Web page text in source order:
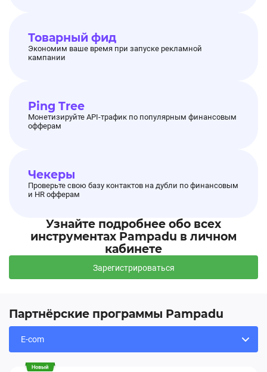
Подробнее в разделе Промокоды
На оффере Shopping Live добавлены
актуальные акции-скидки от 30 до 80%!
Всемирный день шопинга.2000 выгодных
Сроки действия акций с 1.11.25 - 11.11.25
Товарный фид
Экономим ваше время при запуске рекламной
кампании
Ping Tree
Монетизируйте API-трафик по популярным финансовым
офферам
Чекеры
Проверьте свою базу контактов на дубли по финансовым
и HR офферам
Узнайте подробнее обо всех
инструментах Pampadu в личном
кабинете
Зарегистрироваться
Партнёрские программы Pampadu